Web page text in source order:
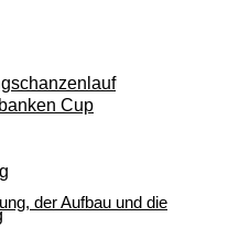
der Aufbau und die
Cup